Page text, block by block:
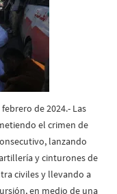
de 2024.- Las
el crimen de
lanzando
y cinturones de
civiles y llevando a
en medio de una